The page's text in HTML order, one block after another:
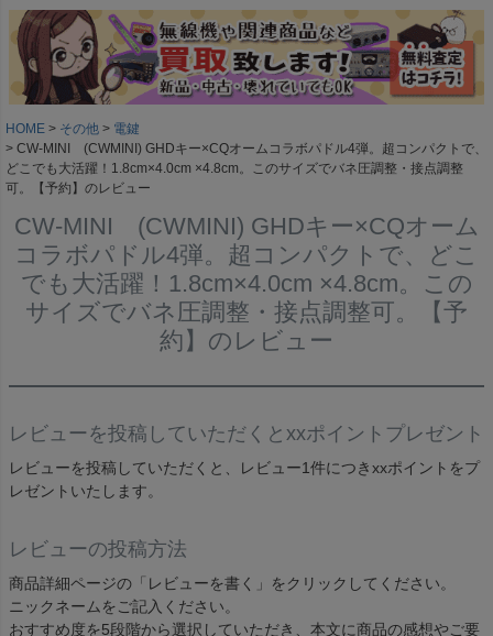
HOME その他
電鍵
CW-MINI (CWMINI) GHDキー×CQオームコラボパドル4弾。超コンパクトで、
どこでも大活躍！1.8cm×4.0cm ×4.8cm。このサイズでバネ圧調整・接点調整
可。【予約】のレビュー
CW-MINI (CWMINI) GHDキー×CQオーム
コラボパドル4弾。超コンパクトで、どこ
でも大活躍！1.8cm×4.0cm ×4.8cm。この
サイズでバネ圧調整・接点調整可。【予
約】のレビュー
レビューを投稿していただくとxxポイントプレゼント
レビューを投稿していただくと、レビュー1件につきxxポイントをプ
レゼントいたします。
レビューの投稿方法
商品詳細ページの「レビューを書く」をクリックしてください。
ニックネームをご記入ください。
おすすめ度を5段階から選択していただき、本文に商品の感想やご要